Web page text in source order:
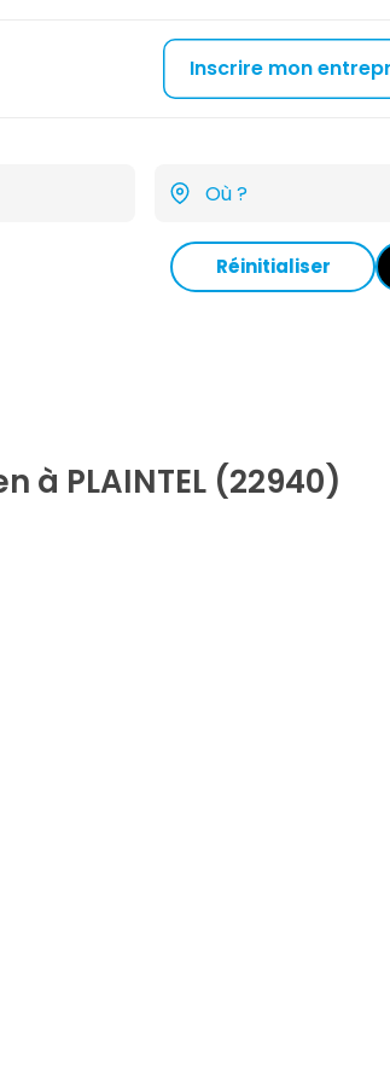
Inscrire mon
Réinitialiser
à PLAINTEL (22940)